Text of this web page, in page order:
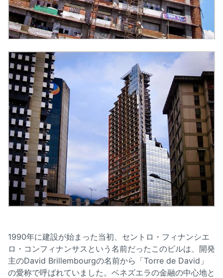
1990年に建設が始まった当初、セントロ・フィナンシエ
ロ・コンフィナンサスという名前だったこのビルは、開発
主のDavid Brillembourgの名前から「Torre de David」
の愛称で呼ばれていました。ベネズエラの金融の中心地と